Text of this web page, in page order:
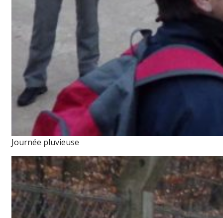
Journée pluvieuse